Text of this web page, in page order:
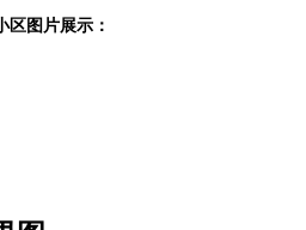
区图片展示：